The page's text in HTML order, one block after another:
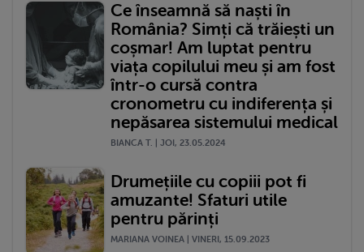
Ce înseamnă să naști în
România? Simți că trăiești un
coșmar! Am luptat pentru
viața copilului meu și am fost
într-o cursă contra
cronometru cu indiferența și
nepăsarea sistemului medical
BIANCA T. | JOI, 23.05.2024
Drumețiile cu copiii pot fi
amuzante! Sfaturi utile
pentru părinți
MARIANA VOINEA | VINERI, 15.09.2023